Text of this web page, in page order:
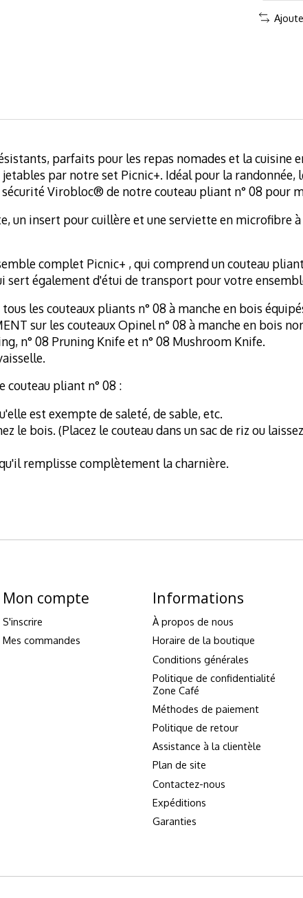
parfaits pour les repas nomades et la cuisine
par notre set Picnic+. Idéal pour la randonnée,
Virobloc® de notre couteau pliant n° 08 pour
un insert pour cuillère et une serviette en microfibre
complet Picnic+ , qui comprend un couteau
sert également d'étui de transport pour votre
les couteaux pliants n° 08 à manche en bois
sur les couteaux Opinel n° 08 à manche en bois
n° 08 Pruning Knife et n° 08 Mushroom Knife.
pliant n° 08 :
est exempte de saleté, de sable, etc.
le bois. (Placez le couteau dans un sac de riz ou
remplisse complètement la charnière.
Mon compte
S'inscrire
Mes commandes
Informations
À propos de nous
Horaire de la boutique
Conditions générales
Politique de confidentialité
Zone Café
Méthodes de paiement
Politique de retour
Assistance à la clientèle
Plan de site
Contactez-nous
Expéditions
Garanties